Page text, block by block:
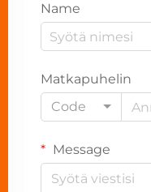
Name
Matkapuhelin
Code
Message